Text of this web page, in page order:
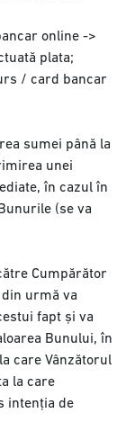
online ->
plata;
/ card bancar
sumei până la
unei
în cazul în
(se va
Cumpărător
urmă va
fapt și va
Bunului, în
care Vânzătorul
la care
intenția de